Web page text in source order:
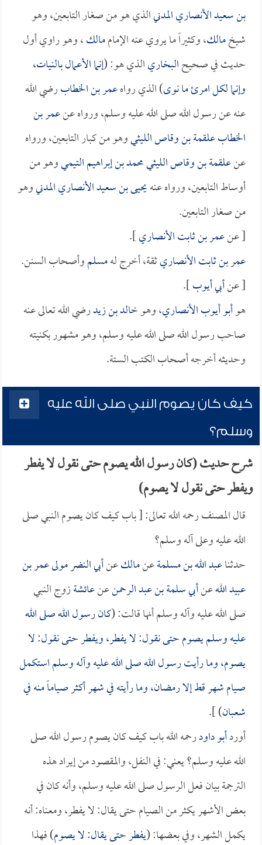
بن سعيد الأنصاري المدنيالذي هو من صغار التابعين، وهو
شيخمالك، وكثيراً ما يروي عنه الإماممالك، وهو راوي أول
حديث في صحيحالبخاريالذي هو: (إنما الأعمال بالنيات،
وإنما لكل امرئ ما نوى) الذي رواهعمر بن الخطابرضي الله
عنه عن رسول الله صلى الله عليه وسلم، ورواه عنعمر بن
الخطابعلقمة بن وقاص الليثيوهو من كبار التابعين، ورواه
عنعلقمة بن وقاص الليثيمحمد بن إبراهيم التيميوهو من
أوساط التابعين، ورواه عنهيحيى بن سعيد الأنصاري المدنيوهو
من صغار التابعين.
[ عنعمر بن ثابت الأنصاري].
عمر بن ثابت الأنصاريثقة، أخرج لهمسلموأصحاب السنن.
[ عنأبي أيوب].
هوأبو أيوب الأنصاري، وهوخالد بن زيدرضي الله تعالى عنه
صاحب رسول الله صلى الله عليه وسلم، وهو مشهور بكنيته
وحديثه أخرجه أصحاب الكتب الستة.
كيف كان يصوم النبي صلى الله عليه
وسلم؟
شرح حديث (كان رسول الله يصوم حتى نقول لا يفطر
ويفطر حتى نقول لا يصوم)
قال المصنف رحمه الله تعالى: [ باب كيف كان يصوم النبي صلى
الله عليه وعلى آله وسلم؟
حدثناعبد الله بن مسلمةعنمالكعنأبي النضر مولى عمر بن
عبيد اللهعنأبي سلمة بن عبد الرحمنعنعائشةزوج النبي
صلى الله عليه وآله وسلم أنها قالت: (كان رسول الله صلى الله
عليه وسلم يصوم حتى نقول: لا يفطر، ويفطر حتى نقول: لا
يصوم، وما رأيت رسول الله صلى الله عليه وآله وسلم استكمل
صيام شهر قط إلا رمضان، وما رأيته في شهر أكثر صياماً منه في
شعبان) ].
أوردأبو داودرحمه الله باب كيف كان يصوم رسول الله صلى
الله عليه وسلم؟ يعني: في النفل، والمقصود من إيراد هذه
الترجمة بيان فعل الرسول صلى الله عليه وسلم، وأنه كان في
بعض الأشهر يكثر من الصيام حتى يقال: لا يفطر، ومعناه: أنه
يكمل الشهر، وفي بعضها: (يفطر حتى يقال: لا يصوم) فهذا